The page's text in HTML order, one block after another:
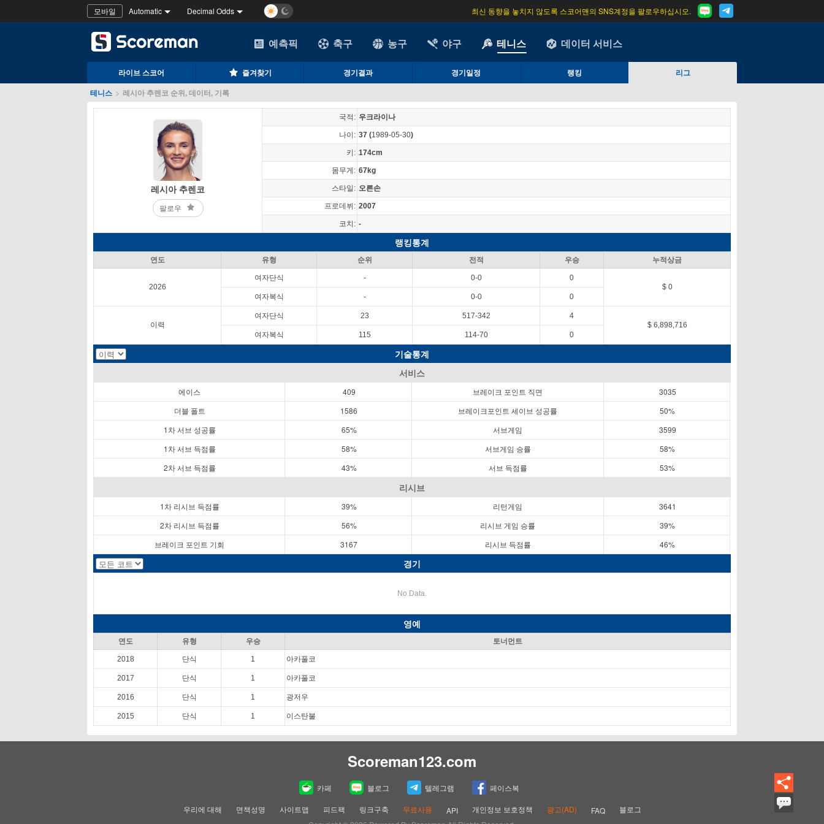
모바일 Automatic Decimal Odds 최신 동향을 놓치지 않도록 스코어맨의 SNS계정을 팔로우하십시오.
예측픽 축구 농구 야구 테니스 데이터 서비스
라이브 스코어 즐겨찾기 경기결과 경기일정 랭킹
리그
테니스 > 레시아 추렌코 순위, 데이터, 기록
레시아 추렌코
팔로우
국적: 우크라이나
나이: 37 (1989-05-30)
키: 174cm
몸무게: 67kg
스타일: 오른손
프로데뷔: 2007
코치: -
랭킹통계
연도 유형 순위 전적 우승 누적상금
2026
여자단식 - 0-0
0
$ 0
여자복식
- 0-0 0
이력
여자단식 23 517-342
4
$ 6,898,716
여자복식
115 114-70 0
기술통계
서비스
에이스 409 브레이크 포인트 직면
3035
더블 폴트
1586 브레이크포인트 세이브 성공률
50%
1차 서브 성공률
65% 서브게임
3599
1차 서브 득점률
58% 서브게임 승률
58%
2차 서브 득점률
43% 서브 득점률 53%
리시브
1차 리시브 득점률 39% 리턴게임
3641
2차 리시브 득점률
56% 리시브 게임 승률
39%
브레이크 포인트 기회
3167 리시브 득점률 46%
경기
No Data.
영예
연도 유형 우승 토너먼트
2018 단식 1 아카풀코
2017 단식 1 아카풀코
2016 단식 1 광저우
2015 단식 1 이스탄불
Scoreman123.com
카페 블로그 텔레그램 페이스복
우리에 대해 면책성명 사이트맵 피드팩 링크구축 무료사용 API 개인정보 보호정책 광고(AD) FAQ
블로그